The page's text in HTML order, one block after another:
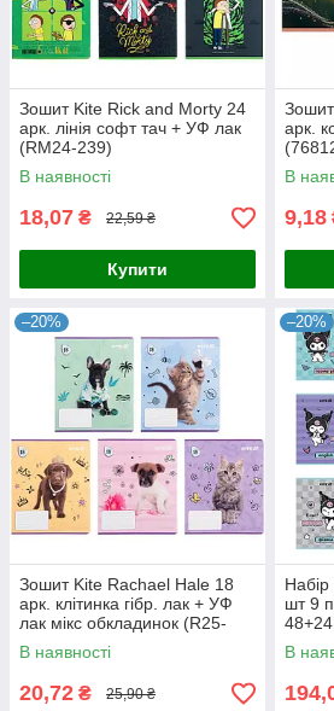
Зошит Kite Rick and Morty 24
арк. лінія софт тач + УФ лак
(RM24-239)
В наявності
18,07 ₴ 22,59 ₴
Купити
арк.
В
9,18
–20%
Зошит Kite Rachael Hale 18
арк. клітинка гібр. лак + УФ
лак мікс обкладинок (R25-
236)
В наявності
20,72 ₴ 25,90 ₴
–20%
шт 9
48+24
тач +
В